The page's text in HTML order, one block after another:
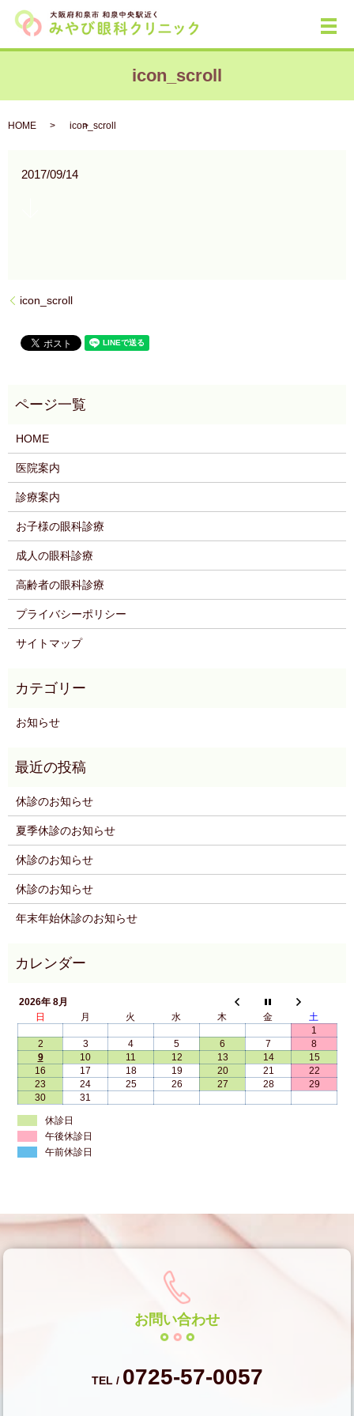
メ
icon_scroll
HOME icon_scroll
2017/09/14
icon_scroll
HOME
医院案内
診療案内
お子様の眼科診療
成人の眼科診療
高齢者の眼科診療
プライバシーポリシー
サイトマップ
お知らせ
休診のお知らせ
夏季休診のお知らせ
休診のお知らせ
休診のお知らせ
年末年始休診のお知らせ
2026年 8月
日
月 火 水 木 金
土
1
2
3 4 5 6 7
8
9
10 11 12 13 14
15
16
17 18 19 20 21
22
23
24 25 26 27 28
29
30
31
休診日
午後休診日
午前休診日
お問い合わせ
TEL / 0725-57-0057